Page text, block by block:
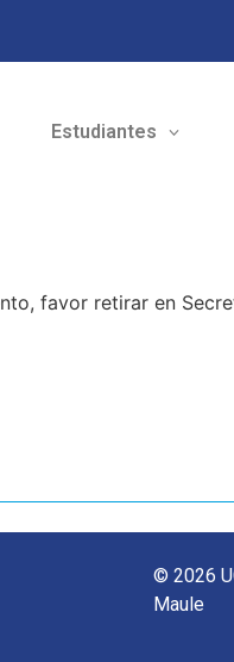
Estudiantes
favor retirar en
© 2026
Maule